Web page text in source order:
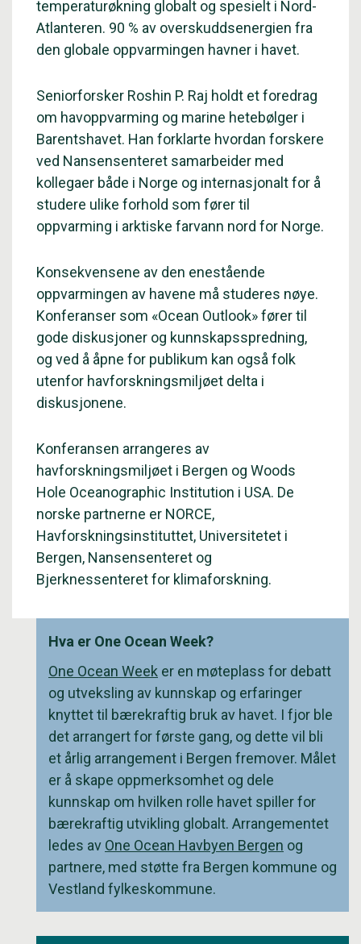
temperaturøkning globalt og spesielt i Nord-
Atlanteren. 90 % av overskuddsenergien fra
den globale oppvarmingen havner i havet.
Seniorforsker Roshin P. Raj holdt et foredrag
om havoppvarming og marine hetebølger i
Barentshavet. Han forklarte hvordan forskere
ved Nansensenteret samarbeider med
kollegaer både i Norge og internasjonalt for å
studere ulike forhold som fører til
oppvarming i arktiske farvann nord for Norge.
Konsekvensene av den enestående
oppvarmingen av havene må studeres nøye.
Konferanser som «Ocean Outlook» fører til
gode diskusjoner og kunnskapsspredning,
og ved å åpne for publikum kan også folk
utenfor havforskningsmiljøet delta i
diskusjonene.
Konferansen arrangeres av
havforskningsmiljøet i Bergen og Woods
Hole Oceanographic Institution i USA. De
norske partnerne er NORCE,
Havforskningsinstituttet, Universitetet i
Bergen, Nansensenteret og
Bjerknessenteret for klimaforskning.
Hva er One Ocean Week?
One Ocean Week er en møteplass for debatt
og utveksling av kunnskap og erfaringer
knyttet til bærekraftig bruk av havet. I fjor ble
det arrangert for første gang, og dette vil bli
et årlig arrangement i Bergen fremover. Målet
er å skape oppmerksomhet og dele
kunnskap om hvilken rolle havet spiller for
bærekraftig utvikling globalt. Arrangementet
ledes av One Ocean Havbyen Bergen og
partnere, med støtte fra Bergen kommune og
Vestland fylkeskommune.